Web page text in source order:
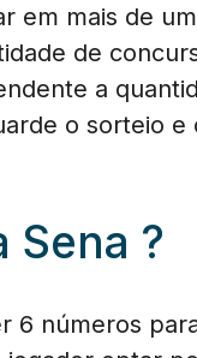
em mais de
de
a
o sorteio e
Sena ?
6 números